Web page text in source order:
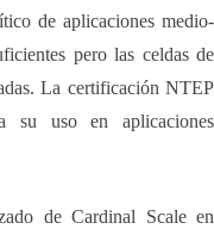
de aplicaciones medio-
pero las celdas de
La certificación NTEP
su uso en aplicaciones
de Cardinal Scale en